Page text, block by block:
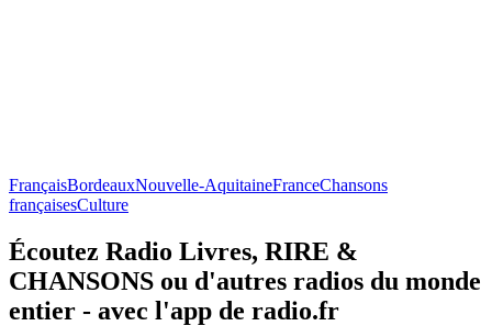
FrançaisBordeauxNouvelle-AquitaineFranceChansons
françaisesCulture
Écoutez Radio Livres, RIRE &
CHANSONS ou d'autres radios du monde
entier - avec l'app de radio.fr